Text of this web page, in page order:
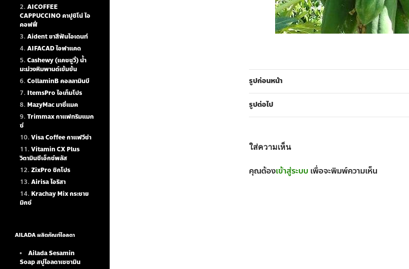
รูปก่อนหน้า
รูปต่อไป
ใส่ความเห็น
คุณต้องเข้าสู่ระบบ เพื่อจะพิมพ์ความเห็น
AICOFFEE
CAPPUCCINO คาปูชิโน่ ไอ
คอฟฟี่
Aident ยาสีฟันไอเดนท์
AIFACAD ไอฟาแคด
Cashewy (แคชชูวี่) น้ำ
มะม่วงหิมพานต์เข้มข้น
CollaminB คอลลามินบี
ItemsPro ไอเท็มโปร
MazyMac มาซี่แมค
Trimmax กาแฟทริมแมก
ซ์
Visa Coffee กาแฟวีซ่า
Vitamin CX Plus
วิตามินซีเอ็กซ์พลัส
ZixPro ซิกโปร
Airisa ไอริสา
Krachay Mix กระชาย
มิกซ์
AILADA ผลิตภัณฑ์ไอลดา
Ailada Sesamin
Soapสบู่ไอลดาเซซามิน